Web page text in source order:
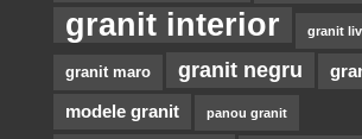
granit interior granit
granit maro granit negru
modele granit panou granit